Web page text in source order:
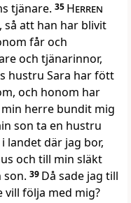
tjänare. 35 Herren
att han har blivit
får och
och tjänarinnor,
hustru Sara har fött
och honom har
herre bundit mig
son ta en hustru
landet där jag bor,
och till min släkt
son. 39 Då sade jag till
vill följa med mig?